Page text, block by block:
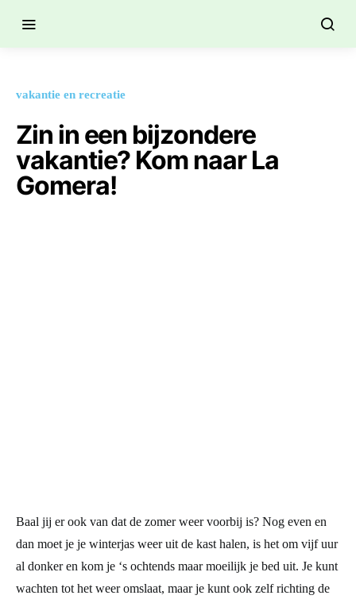
vakantie en recreatie
Zin in een bijzondere
vakantie? Kom naar La
Gomera!
Baal jij er ook van dat de zomer weer voorbij is? Nog even en
dan moet je je winterjas weer uit de kast halen, is het om vijf uur
al donker en kom je ‘s ochtends maar moeilijk je bed uit. Je kunt
wachten tot het weer omslaat, maar je kunt ook zelf richting de